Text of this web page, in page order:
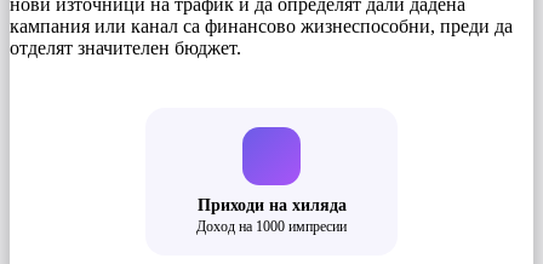
кампания или канал са финансово жизнеспособни, преди да
отделят значителен бюджет.
Приходи на хиляда
Доход на 1000 импресии